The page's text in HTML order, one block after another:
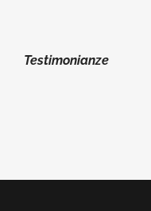
Testimonianze